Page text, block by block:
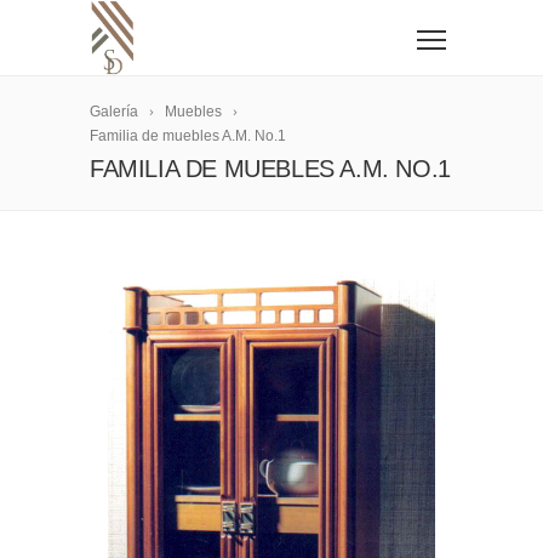
Galería
Muebles
Familia de muebles A.M. No.1
FAMILIA DE MUEBLES A.M. NO.1